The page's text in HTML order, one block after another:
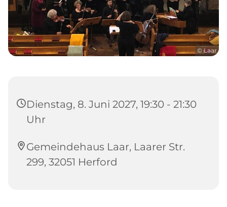
© Laar
Dienstag, 8. Juni 2027, 19:30 - 21:30
Uhr
Gemeindehaus Laar, Laarer Str.
299, 32051 Herford